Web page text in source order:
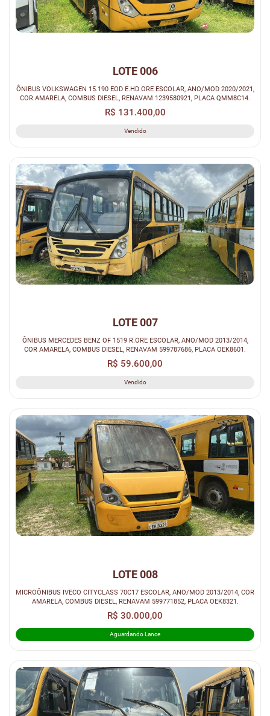
LOTE 006
ÔNIBUS VOLKSWAGEN 15.190 EOD E.HD ORE ESCOLAR, ANO/MOD 2020/2021,
COR AMARELA, COMBUS DIESEL, RENAVAM 1239580921, PLACA QMM8C14.
R$ 131.400,00
Vendido
LOTE 007
ÔNIBUS MERCEDES BENZ OF 1519 R.ORE ESCOLAR, ANO/MOD 2013/2014,
COR AMARELA, COMBUS DIESEL, RENAVAM 599787686, PLACA OEK8601.
R$ 59.600,00
Vendido
LOTE 008
MICROÔNIBUS IVECO CITYCLASS 70C17 ESCOLAR, ANO/MOD 2013/2014, COR
AMARELA, COMBUS DIESEL, RENAVAM 599771852, PLACA OEK8321.
R$ 30.000,00
Aguardando Lance